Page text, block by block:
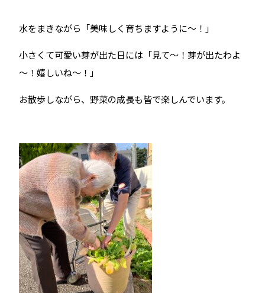
水をまきながら「美味しく育ちますように～！」
小さくて可愛い芽が出た日には「見て～！芽が出たわよ
～！嬉しいね～！」
お散歩しながら、野菜の成長も皆で楽しんでいます。